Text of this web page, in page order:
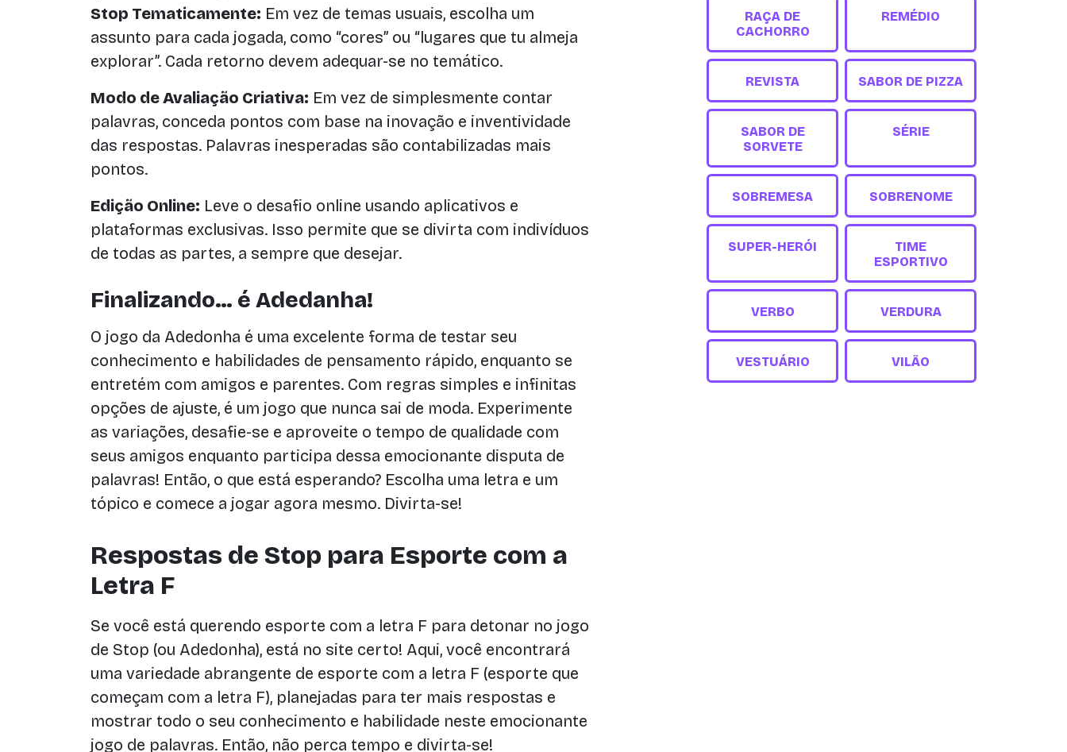
Stop Tematicamente: Em vez de temas usuais, escolha um
assunto para cada jogada, como “cores” ou “lugares que tu almeja
explorar”. Cada retorno devem adequar-se no temático.
Modo de Avaliação Criativa: Em vez de simplesmente contar
palavras, conceda pontos com base na inovação e inventividade
das respostas. Palavras inesperadas são contabilizadas mais
pontos.
Edição Online: Leve o desafio online usando aplicativos e
plataformas exclusivas. Isso permite que se divirta com indivíduos
de todas as partes, a sempre que desejar.
Finalizando… é Adedanha!
O jogo da Adedonha é uma excelente forma de testar seu
conhecimento e habilidades de pensamento rápido, enquanto se
entretém com amigos e parentes. Com regras simples e infinitas
opções de ajuste, é um jogo que nunca sai de moda. Experimente
as variações, desafie-se e aproveite o tempo de qualidade com
seus amigos enquanto participa dessa emocionante disputa de
palavras! Então, o que está esperando? Escolha uma letra e um
tópico e comece a jogar agora mesmo. Divirta-se!
Respostas de Stop para Esporte com a
Letra F
Se você está querendo esporte com a letra F para detonar no jogo
de Stop (ou Adedonha), está no site certo! Aqui, você encontrará
uma variedade abrangente de esporte com a letra F (esporte que
começam com a letra F), planejadas para ter mais respostas e
mostrar todo o seu conhecimento e habilidade neste emocionante
jogo de palavras. Então, não perca tempo e divirta-se!
RAÇA DE
CACHORRO
REMÉDIO
REVISTA SABOR DE PIZZA
SABOR DE
SORVETE
SÉRIE
SOBREMESA SOBRENOME
SUPER-HERÓI
TIME
ESPORTIVO
VERBO VERDURA
VESTUÁRIO VILÃO